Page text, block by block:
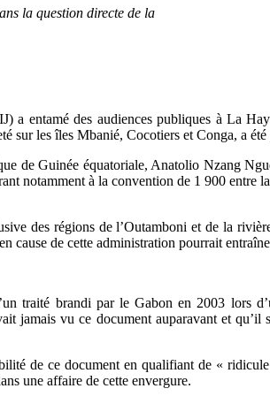
la question directe de la
a entamé des audiences publiques à La
sur les îles Mbanié, Cocotiers et Conga, a
de Guinée équatoriale, Anatolio Nzang
notamment à la convention de 1 900
des régions de l’Outamboni et de la
cause de cette administration pourrait
traité brandi par le Gabon en 2003 lors
jamais vu ce document auparavant et qu’il
de ce document en qualifiant de «
une affaire de cette envergure.